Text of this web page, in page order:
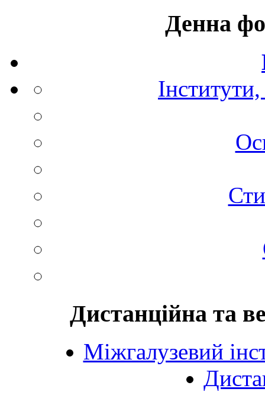
Денна
Дистанційна та
Міжгалузевий